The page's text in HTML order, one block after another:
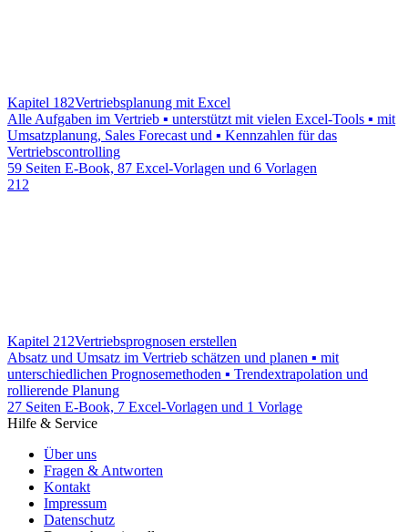
Kapitel 182Vertriebsplanung mit Excel
Alle Aufgaben im Vertrieb ▪ unterstützt mit vielen Excel-Tools ▪ mit
Umsatzplanung, Sales Forecast und ▪ Kennzahlen für das
Vertriebscontrolling
59 Seiten E-Book, 87 Excel-Vorlagen und 6 Vorlagen
212
Kapitel 212Vertriebsprognosen erstellen
Absatz und Umsatz im Vertrieb schätzen und planen ▪ mit
unterschiedlichen Prognosemethoden ▪ Trendextrapolation und
rollierende Planung
27 Seiten E-Book, 7 Excel-Vorlagen und 1 Vorlage
Hilfe & Service
Über uns
Fragen & Antworten
Kontakt
Impressum
Datenschutz